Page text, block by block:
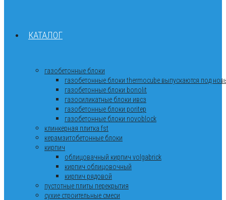
КАТАЛОГ
газобетонные блоки
газобетонные блоки thermocube выпускаются под
газобетонные блоки bonolit
газосиликатные блоки ивсз
газобетонные блоки poritep
газобетонные блоки novoblock
клинкерная плитка fst
керамзитобетонные блоки
кирпич
облицовачный кирпич volgabrick
кирпич облицовочный
кирпич рядовой
пустотные плиты перекрытия
сухие строительные смеси